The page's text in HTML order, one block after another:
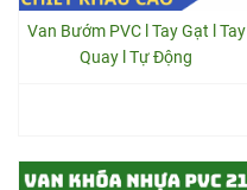
Van Bướm PVC l Tay Gạt l Tay
Quay l Tự Động